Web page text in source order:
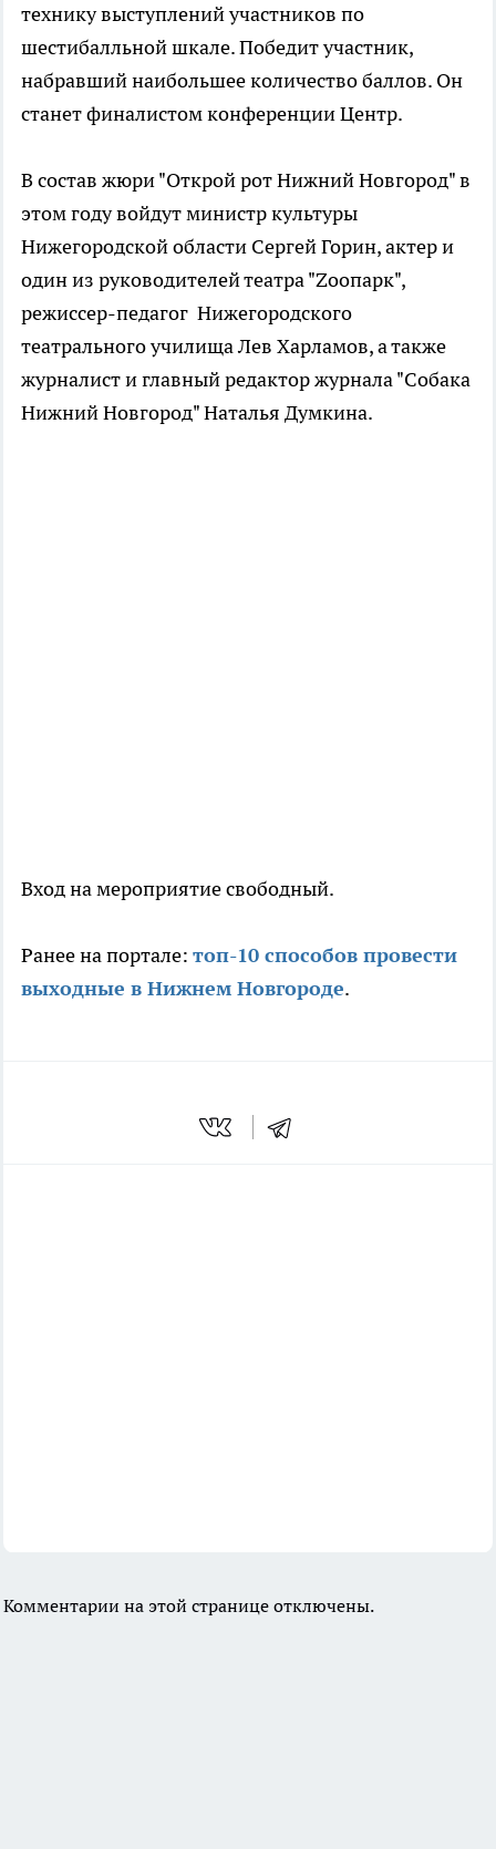
технику выступлений участников по
шестибалльной шкале. Победит участник,
набравший наибольшее количество баллов. Он
станет финалистом конференции Центр.
В состав жюри "Открой рот Нижний Новгород" в
этом году войдут министр культуры
Нижегородской области Сергей Горин, актер и
один из руководителей театра "Zоопарк",
режиссер-педагог Нижегородского
театрального училища Лев Харламов, а также
журналист и главный редактор журнала "Собака
Нижний Новгород" Наталья Думкина.
Вход на мероприятие свободный.
Ранее на портале: топ-10 способов провести
выходные в Нижнем Новгороде.
Комментарии на этой странице отключены.